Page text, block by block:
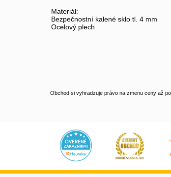
Materiál:
Bezpečnostní kalené sklo tl. 4 mm
Ocelový plech
Obchod si vyhradzuje právo na zmenu ceny až